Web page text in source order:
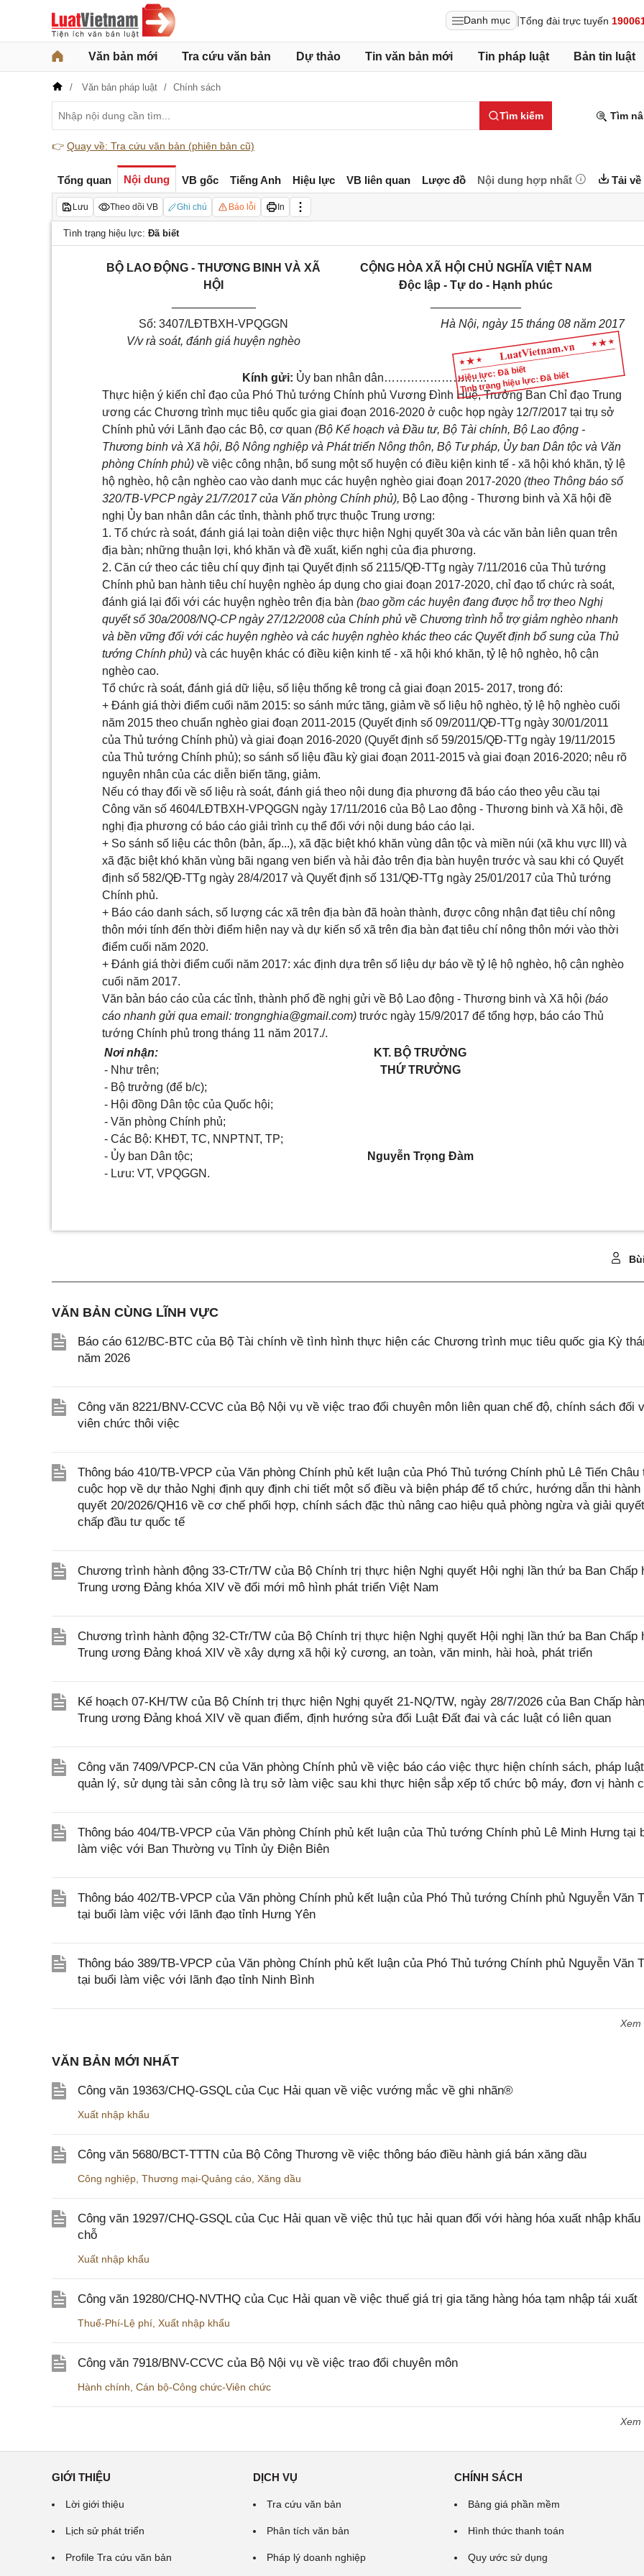
Danh mục Tổng đài trực tuyến
Văn bản mới Tra cứu văn bản Dự thảo Tin văn bản mới Tin pháp luật Bản tin luật
Văn bản pháp luật Chính sách
Tìm kiếm Tìm
👉 Quay về: Tra cứu văn bản (phiên bản cũ)
Tổng quan Nội dung VB gốc Tiếng Anh Hiệu lực VB liên quan Lược đồ Nội dung hợp nhất Tải về
Lưu Theo dõi VB Ghi chú Báo lỗi In
Tình trạng hiệu lực: Đã biết
Hiệu lực: Đã biết
Tình trạng hiệu lực: Đã biết
BỘ LAO ĐỘNG - THƯƠNG BINH VÀ XÃ
HỘI
CỘNG HÒA XÃ HỘI CHỦ NGHĨA VIỆT NAM
Độc lập - Tự do - Hạnh phúc
Số: 3407/LĐTBXH-VPQGGN
V/v rà soát, đánh giá huyện nghèo
Hà Nội, ngày 15 tháng 08 năm 2017
Kính gửi: Ủy ban nhân dân………………………
Thực hiện ý kiến chỉ đạo của Phó Thủ tướng Chính phủ Vương Đình Huệ, Trưởng Ban Chỉ đạo Trung
ương các Chương trình mục tiêu quốc gia giai đoạn 2016-2020 ở cuộc họp ngày 12/7/2017 tại trụ sở
Chính phủ với Lãnh đạo các Bộ, cơ quan (Bộ Kế hoạch và Đầu tư, Bộ Tài chính, Bộ Lao động -
Thương binh và Xã hội, Bộ Nông nghiệp và Phát triển Nông thôn, Bộ Tư pháp, Ủy ban Dân tộc và Văn
phòng Chính phủ) về việc công nhận, bổ sung một số huyện có điều kiện kinh tế - xã hội khó khăn, tỷ lệ
hộ nghèo, hộ cận nghèo cao vào danh mục các huyện nghèo giai đoạn 2017-2020 (theo Thông báo số
320/TB-VPCP ngày 21/7/2017 của Văn phòng Chính phủ), Bộ Lao động - Thương binh và Xã hội đề
nghị Ủy ban nhân dân các tỉnh, thành phố trực thuộc Trung ương:
1. Tổ chức rà soát, đánh giá lại toàn diện việc thực hiện Nghị quyết 30a và các văn bản liên quan trên
địa bàn; những thuận lợi, khó khăn và đề xuất, kiến nghị của địa phương.
2. Căn cứ theo các tiêu chí quy định tại Quyết định số 2115/QĐ-TTg ngày 7/11/2016 của Thủ tướng
Chính phủ ban hành tiêu chí huyện nghèo áp dụng cho giai đoạn 2017-2020, chỉ đạo tổ chức rà soát,
đánh giá lại đối với các huyện nghèo trên địa bàn (bao gồm các huyện đang được hỗ trợ theo Nghị
quyết số 30a/2008/NQ-CP ngày 27/12/2008 của Chính phủ về Chương trình hỗ trợ giảm nghèo nhanh
và bền vững đối với các huyện nghèo và các huyện nghèo khác theo các Quyết định bổ sung của Thủ
tướng Chính phủ) và các huyện khác có điều kiện kinh tế - xã hội khó khăn, tỷ lệ hộ nghèo, hộ cận
nghèo cao.
Tổ chức rà soát, đánh giá dữ liệu, số liệu thống kê trong cả giai đoạn 2015- 2017, trong đó:
+ Đánh giá thời điểm cuối năm 2015: so sánh mức tăng, giảm về số liệu hộ nghèo, tỷ lệ hộ nghèo cuối
năm 2015 theo chuẩn nghèo giai đoạn 2011-2015 (Quyết định số 09/2011/QĐ-TTg ngày 30/01/2011
của Thủ tướng Chính phủ) và giai đoạn 2016-2020 (Quyết định số 59/2015/QĐ-TTg ngày 19/11/2015
của Thủ tướng Chính phủ); so sánh số liệu đầu kỳ giai đoạn 2011-2015 và giai đoạn 2016-2020; nêu rõ
nguyên nhân của các diễn biến tăng, giảm.
Nếu có thay đổi về số liệu rà soát, đánh giá theo nội dung địa phương đã báo cáo theo yêu cầu tại
Công văn số 4604/LĐTBXH-VPQGGN ngày 17/11/2016 của Bộ Lao động - Thương binh và Xã hội, đề
nghị địa phương có báo cáo giải trình cụ thể đối với nội dung báo cáo lại.
+ So sánh số liệu các thôn (bản, ấp...), xã đặc biệt khó khăn vùng dân tộc và miền núi (xã khu vực III) và
xã đặc biệt khó khăn vùng bãi ngang ven biển và hải đảo trên địa bàn huyện trước và sau khi có Quyết
định số 582/QĐ-TTg ngày 28/4/2017 và Quyết định số 131/QĐ-TTg ngày 25/01/2017 của Thủ tướng
Chính phủ.
+ Báo cáo danh sách, số lượng các xã trên địa bàn đã hoàn thành, được công nhận đạt tiêu chí nông
thôn mới tính đến thời điểm hiện nay và dự kiến số xã trên địa bàn đạt tiêu chí nông thôn mới vào thời
điểm cuối năm 2020.
+ Đánh giá thời điểm cuối năm 2017: xác định dựa trên số liệu dự báo về tỷ lệ hộ nghèo, hộ cận nghèo
cuối năm 2017.
Văn bản báo cáo của các tỉnh, thành phố đề nghị gửi về Bộ Lao động - Thương binh và Xã hội (báo
cáo nhanh gửi qua email: trongnghia@gmail.com) trước ngày 15/9/2017 để tổng hợp, báo cáo Thủ
tướng Chính phủ trong tháng 11 năm 2017./.
Nơi nhận:
- Như trên;
- Bộ trưởng (để b/c);
- Hội đồng Dân tộc của Quốc hội;
- Văn phòng Chính phủ;
- Các Bộ: KHĐT, TC, NNPTNT, TP;
- Ủy ban Dân tộc;
- Lưu: VT, VPQGGN.
KT. BỘ TRƯỞNG
THỨ TRƯỞNG
Nguyễn Trọng Đàm
VĂN BẢN CÙNG LĨNH VỰC
Báo cáo 612/BC-BTC của Bộ Tài chính về tình hình thực hiện các Chương trình mục tiêu quốc gia Kỳ
năm 2026
Công văn 8221/BNV-CCVC của Bộ Nội vụ về việc trao đổi chuyên môn liên quan chế độ, chính sách đối
viên chức thôi việc
Thông báo 410/TB-VPCP của Văn phòng Chính phủ kết luận của Phó Thủ tướng Chính phủ Lê Tiến Châu
cuộc họp về dự thảo Nghị định quy định chi tiết một số điều và biện pháp để tổ chức, hướng dẫn thi hành
quyết 20/2026/QH16 về cơ chế phối hợp, chính sách đặc thù nâng cao hiệu quả phòng ngừa và giải
chấp đầu tư quốc tế
Chương trình hành động 33-CTr/TW của Bộ Chính trị thực hiện Nghị quyết Hội nghị lần thứ ba Ban Chấp
Trung ương Đảng khóa XIV về đổi mới mô hình phát triển Việt Nam
Chương trình hành động 32-CTr/TW của Bộ Chính trị thực hiện Nghị quyết Hội nghị lần thứ ba Ban Chấp
Trung ương Đảng khoá XIV về xây dựng xã hội kỷ cương, an toàn, văn minh, hài hoà, phát triển
Kế hoạch 07-KH/TW của Bộ Chính trị thực hiện Nghị quyết 21-NQ/TW, ngày 28/7/2026 của Ban Chấp
Trung ương Đảng khoá XIV về quan điểm, định hướng sửa đổi Luật Đất đai và các luật có liên quan
Công văn 7409/VPCP-CN của Văn phòng Chính phủ về việc báo cáo việc thực hiện chính sách, pháp
quản lý, sử dụng tài sản công là trụ sở làm việc sau khi thực hiện sắp xếp tổ chức bộ máy, đơn vị hành
Thông báo 404/TB-VPCP của Văn phòng Chính phủ kết luận của Thủ tướng Chính phủ Lê Minh Hưng tại
làm việc với Ban Thường vụ Tỉnh ủy Điện Biên
Thông báo 402/TB-VPCP của Văn phòng Chính phủ kết luận của Phó Thủ tướng Chính phủ Nguyễn Văn
tại buổi làm việc với lãnh đạo tỉnh Hưng Yên
Thông báo 389/TB-VPCP của Văn phòng Chính phủ kết luận của Phó Thủ tướng Chính phủ Nguyễn Văn
tại buổi làm việc với lãnh đạo tỉnh Ninh Bình
Xem
VĂN BẢN MỚI NHẤT
Công văn 19363/CHQ-GSQL của Cục Hải quan về việc vướng mắc về ghi nhãn®
Xuất nhập khẩu
Công văn 5680/BCT-TTTN của Bộ Công Thương về việc thông báo điều hành giá bán xăng dầu
Công nghiệp Thương mại-Quảng cáo Xăng dầu
Công văn 19297/CHQ-GSQL của Cục Hải quan về việc thủ tục hải quan đối với hàng hóa xuất nhập khẩu
chỗ
Xuất nhập khẩu
Công văn 19280/CHQ-NVTHQ của Cục Hải quan về việc thuế giá trị gia tăng hàng hóa tạm nhập tái xuất
Thuế-Phí-Lệ phí Xuất nhập khẩu
Công văn 7918/BNV-CCVC của Bộ Nội vụ về việc trao đổi chuyên môn
Hành chính Cán bộ-Công chức-Viên chức
Xem
GIỚI THIỆU
Lời giới thiệu
Lịch sử phát triển
Profile Tra cứu văn bản
DỊCH VỤ
Tra cứu văn bản
Phân tích văn bản
Pháp lý doanh nghiệp
CHÍNH SÁCH
Bảng giá phần mềm
Hình thức thanh toán
Quy ước sử dụng